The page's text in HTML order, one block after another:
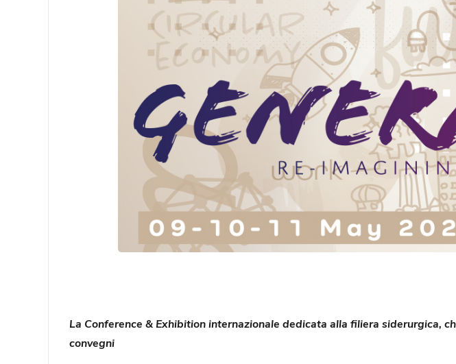
La Conference & Exhibition internazionale dedicata alla filiera siderurgica,
convegni